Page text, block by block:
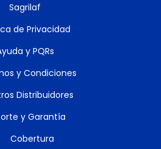
Sagrilaf
de Privacidad
y PQRs
y Condiciones
Distribuidores
y Garantía
Cobertura